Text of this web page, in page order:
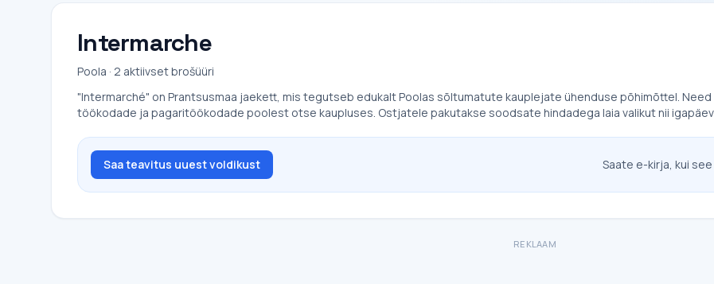
Intermarche
Poola · 2 aktiivset brošüüri
"Intermarché" on Prantsusmaa jaekett, mis tegutseb edukalt Poolas sõltumatute kauplejate ühenduse põhimõttel.
töökodade ja pagaritöökodade poolest otse kaupluses. Ostjatele pakutakse soodsate hindadega laia valikut nii
Saa teavitus uuest voldikust Saate e-kirja, kui
REKLAAM